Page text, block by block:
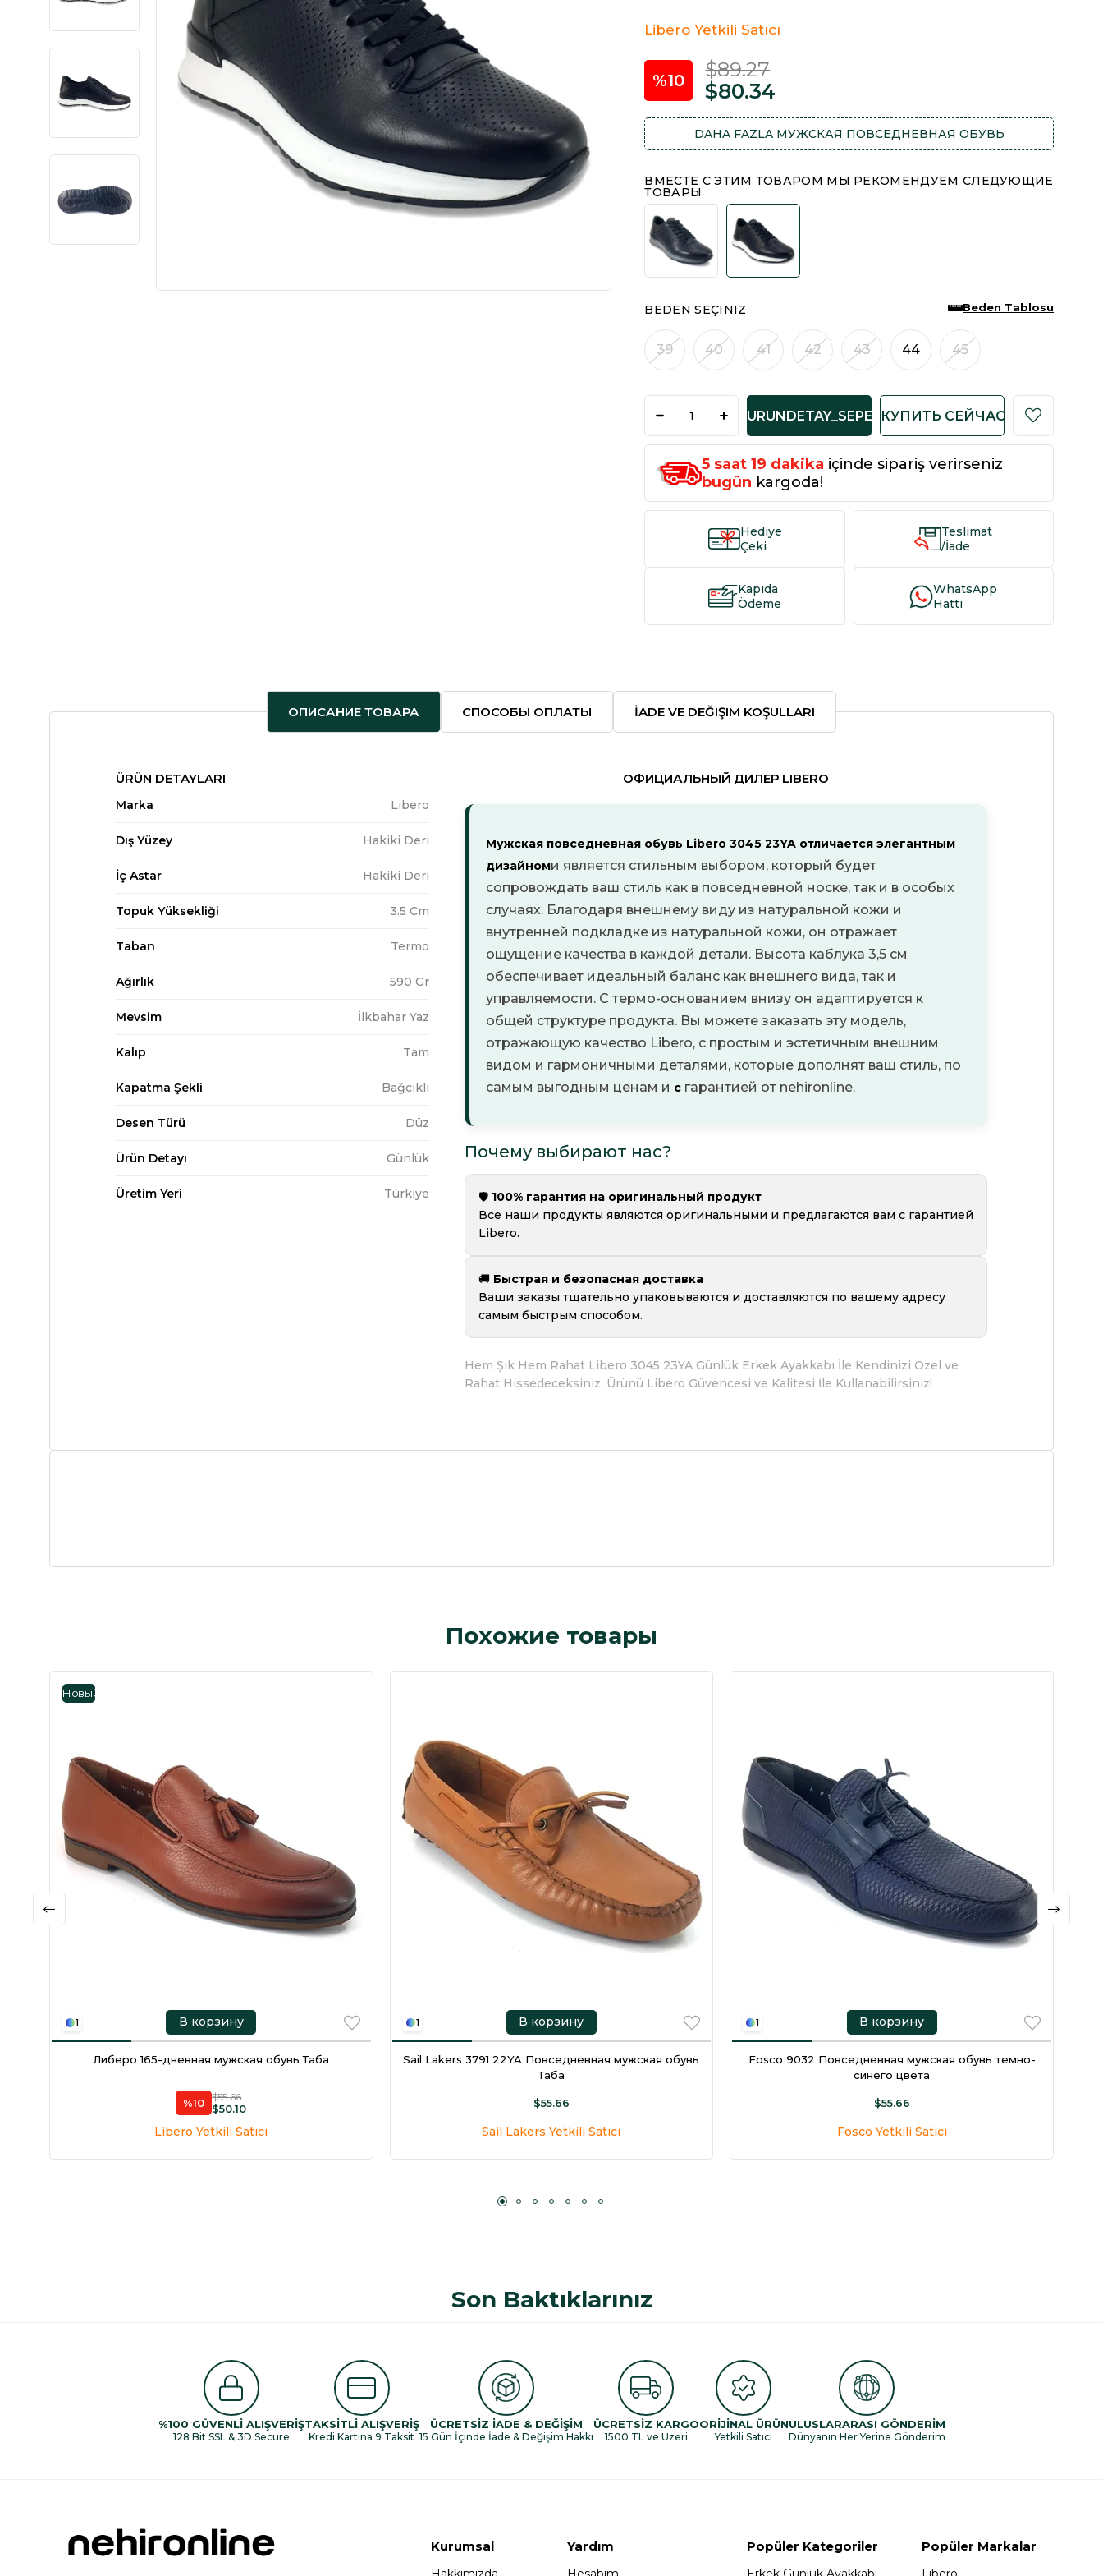
Libero Yetkili Satıcı
10 $89.27
$80.34
DAHA FAZLA МУЖСКАЯ ПОВСЕДНЕВНАЯ ОБУВЬ
ВМЕСТЕ С ЭТИМ ТОВАРОМ МЫ РЕКОМЕНДУЕМ СЛЕДУЮЩИЕ
ТОВАРЫ
BEDEN SEÇINIZ
39 40 41 42 43 44 45
Beden Tablosu
5saat 19 dakika içinde sipariş verirseniz
bugün kargoda!
Hediye
Çeki
Teslimat
/İade
Kapıda
Ödeme
WhatsApp
Hattı
ОПИСАНИЕ ТОВАРА СПОСОБЫ ОПЛАТЫ İADE VE DEĞIŞIM KOŞULLARI
ÜRÜN DETAYLARI
Marka Libero
Dış Yüzey Hakiki Deri
İç Astar Hakiki Deri
Topuk Yüksekliği 3.5 Cm
Taban Termo
Ağırlık 590 Gr
Mevsim İlkbahar Yaz
Kalıp Tam
Kapatma Şekli Bağcıklı
Desen Türü Düz
Ürün Detayı Günlük
Üretim Yeri Türkiye
ОФИЦИАЛЬНЫЙ ДИЛЕР LIBERO
Мужская повседневная обувь Libero 3045 23YA отличается элегантным
дизайноми является стильным выбором, который будет
сопровождать ваш стиль как в повседневной носке, так и в особых
случаях. Благодаря внешнему виду из натуральной кожи и
внутренней подкладке из натуральной кожи, он отражает
ощущение качества в каждой детали. Высота каблука 3,5 см
обеспечивает идеальный баланс как внешнего вида, так и
управляемости. С термо-основанием внизу он адаптируется к
общей структуре продукта. Вы можете заказать эту модель,
отражающую качество Libero, с простым и эстетичным внешним
видом и гармоничными деталями, которые дополнят ваш стиль, по
самым выгодным ценам и сгарантией от nehironline.
Почему выбирают нас?
🛡️ 100% гарантия на оригинальный продукт
Все наши продукты являются оригинальными и предлагаются вам с гарантией
Libero.
🚚 Быстрая и безопасная доставка
Ваши заказы тщательно упаковываются и доставляются по вашему адресу
самым быстрым способом.
Hem Şık Hem Rahat Libero 3045 23YA Günlük Erkek Ayakkabı İle Kendinizi Özel ve
Rahat Hissedeceksiniz. Ürünü Libero Güvencesi ve Kalitesi İle Kullanabilirsiniz!
Похожие товары
1
Либеро 165-дневная мужская обувь Таба
%10 $50.10
$55.66
Libero Yetkili Satıcı
Новый
В корзину 1
Sail Lakers 3791 22YA Повседневная мужская обувь
Таба
$55.66
Sail Lakers Yetkili Satıcı
В корзину 1
Fosco 9032 Повседневная мужская обувь темно-
синего цвета
$55.66
Fosco Yetkili Satıcı
В корзину
Son Baktıklarınız
%100 GÜVENLİ ALIŞVERİŞ
128 Bit SSL & 3D Secure
TAKSİTLİ ALIŞVERİŞ
Kredi Kartına 9 Taksit
ÜCRETSİZ İADE & DEĞİŞİM
15 Gün İçinde İade & Değişim Hakkı
ÜCRETSİZ KARGO
1500 TL ve Üzeri
ORİJİNAL ÜRÜN
Yetkili Satıcı
ULUSLARARASI GÖNDERİM
Dünyanın Her Yerine Gönderim
Kurumsal Yardım Popüler Kategoriler Popüler Markalar